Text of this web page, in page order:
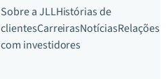
Sobre a JLLHistórias de
clientesCarreirasNotíciasRelações
com investidores